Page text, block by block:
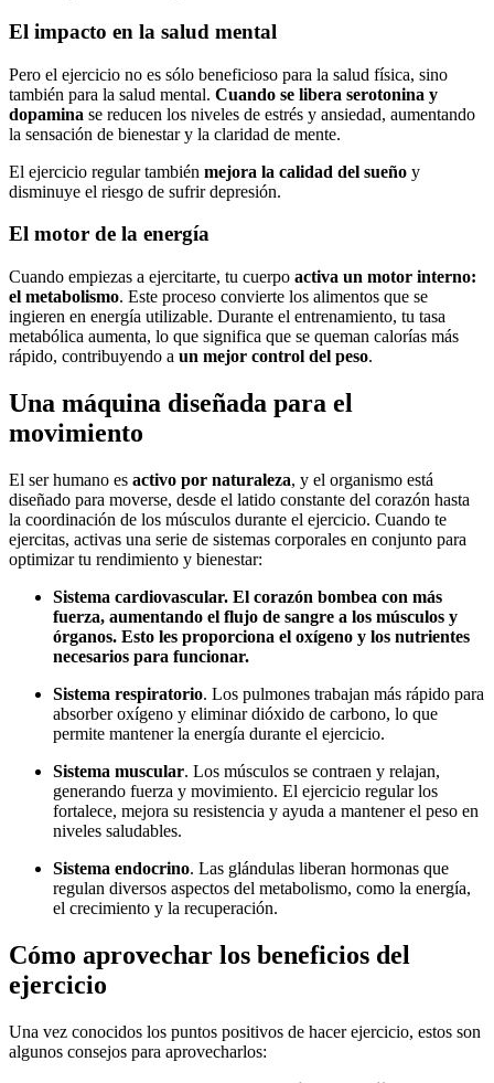
El impacto en la salud mental
Pero el ejercicio no es sólo beneficioso para la salud física, sino
también para la salud mental. Cuando se libera serotonina y
dopamina se reducen los niveles de estrés y ansiedad, aumentando
la sensación de bienestar y la claridad de mente.
El ejercicio regular también mejora la calidad del sueño y
disminuye el riesgo de sufrir depresión.
El motor de la energía
Cuando empiezas a ejercitarte, tu cuerpo activa un motor interno:
el metabolismo. Este proceso convierte los alimentos que se
ingieren en energía utilizable. Durante el entrenamiento, tu tasa
metabólica aumenta, lo que significa que se queman calorías más
rápido, contribuyendo a un mejor control del peso.
Una máquina diseñada para el
movimiento
El ser humano es activo por naturaleza, y el organismo está
diseñado para moverse, desde el latido constante del corazón hasta
la coordinación de los músculos durante el ejercicio. Cuando te
ejercitas, activas una serie de sistemas corporales en conjunto para
optimizar tu rendimiento y bienestar:
Sistema cardiovascular. El corazón bombea con más
fuerza, aumentando el flujo de sangre a los músculos y
órganos. Esto les proporciona el oxígeno y los nutrientes
necesarios para funcionar.
Sistema respiratorio. Los pulmones trabajan más rápido para
absorber oxígeno y eliminar dióxido de carbono, lo que
permite mantener la energía durante el ejercicio.
Sistema muscular. Los músculos se contraen y relajan,
generando fuerza y movimiento. El ejercicio regular los
fortalece, mejora su resistencia y ayuda a mantener el peso en
niveles saludables.
Sistema endocrino. Las glándulas liberan hormonas que
regulan diversos aspectos del metabolismo, como la energía,
el crecimiento y la recuperación.
Cómo aprovechar los beneficios del
ejercicio
Una vez conocidos los puntos positivos de hacer ejercicio, estos son
algunos consejos para aprovecharlos: